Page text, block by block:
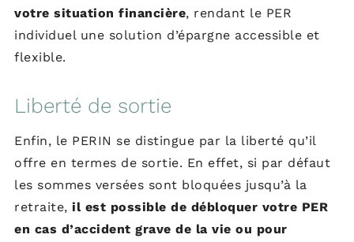
votre situation financière, rendant le PER
individuel une solution d’épargne accessible et
flexible.
Liberté de sortie
Enfin, le PERIN se distingue par la liberté qu’il
offre en termes de sortie. En effet, si par défaut
les sommes versées sont bloquées jusqu’à la
retraite, il est possible de débloquer votre PER
en cas d’accident grave de la vie ou pour